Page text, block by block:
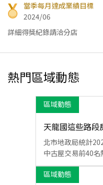
當季每月達成業績目標
2024/06
詳細得獎紀錄請洽分店
熱門區域動態
區域動態
天龍國這些路段
北市地政局統計
中古屋交易前40名
區域動態